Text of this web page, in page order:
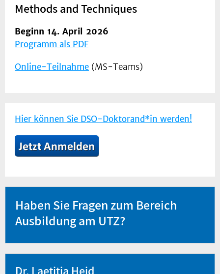
Methods and Techniques
Beginn 14. April 2026
Programm als PDF
Online-Teilnahme (MS-Teams)
Hier können Sie DSO-Doktorand*in werden!
Haben Sie Fragen zum Bereich
Ausbildung am UTZ?
Dr. Laetitia Heid